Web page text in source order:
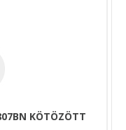
KÖTÖZÖTT